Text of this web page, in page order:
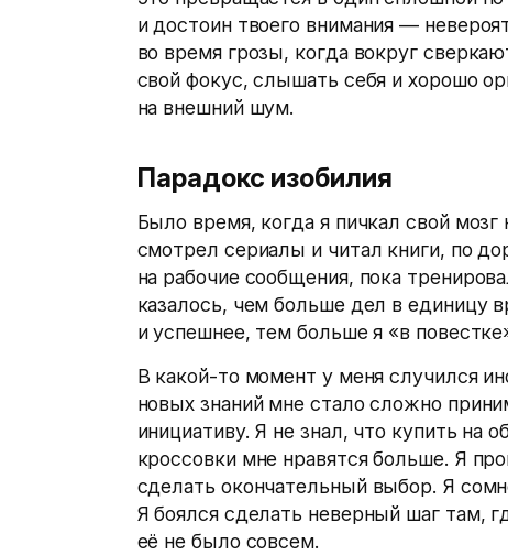
и достоин твоего внимания —
во время грозы, когда вокруг
свой фокус, слышать себя и хорошо
на внешний шум.
Парадокс изобилия
Было время, когда я пичкал свой
смотрел сериалы и читал книги, по
на рабочие сообщения, пока
казалось, чем больше дел в единицу
и успешнее, тем больше я «в
В какой-то момент у меня случился
новых знаний мне стало сложно
инициативу. Я не знал, что купить на
кроссовки мне нравятся больше. Я
сделать окончательный выбор. Я
Я боялся сделать неверный шаг там,
её не было совсем.